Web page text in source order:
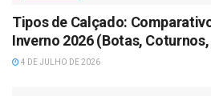
Tipos de Calçado:
Inverno 2026 (Botas,
4 DE JULHO DE 2026